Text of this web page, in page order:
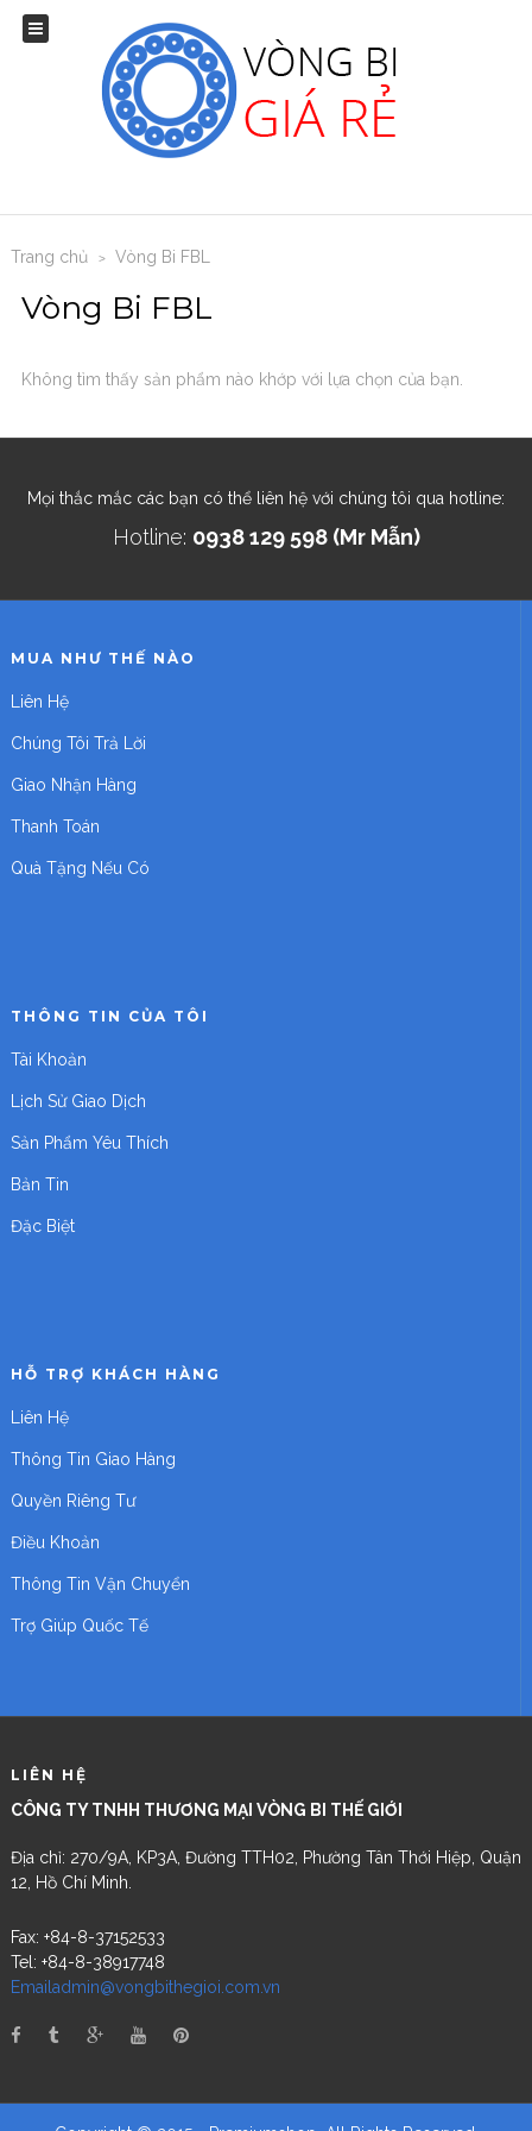
Trang chủ > Vòng Bi FBL
Vòng Bi FBL
Không tìm thấy sản phẩm nào khớp với lựa chọn của bạn.
Mọi thắc mắc các bạn có thể liên hệ với chúng tôi qua hotline:
Hotline: 0938 129 598 (Mr Mẫn)
MUA NHƯ THẾ NÀO
Liên Hệ
Chúng Tôi Trả Lời
Giao Nhận Hàng
Thanh Toán
Quà Tặng Nếu Có
THÔNG TIN CỦA TÔI
Tài Khoản
Lịch Sử Giao Dịch
Sản Phẩm Yêu Thích
Bản Tin
Đặc Biệt
HỖ TRỢ KHÁCH HÀNG
Liên Hệ
Thông Tin Giao Hàng
Quyền Riêng Tư
Điều Khoản
Thông Tin Vận Chuyển
Trợ Giúp Quốc Tế
LIÊN HỆ
CÔNG TY TNHH THƯƠNG MẠI VÒNG BI THẾ GIỚI
Địa chỉ: 270/9A, KP3A, Đường TTH02, Phường Tân Thới Hiệp, Quận
12, Hồ Chí Minh.
Fax: +84-8-37152533
Tel: +84-8-38917748
Emailadmin@vongbithegioi.com.vn